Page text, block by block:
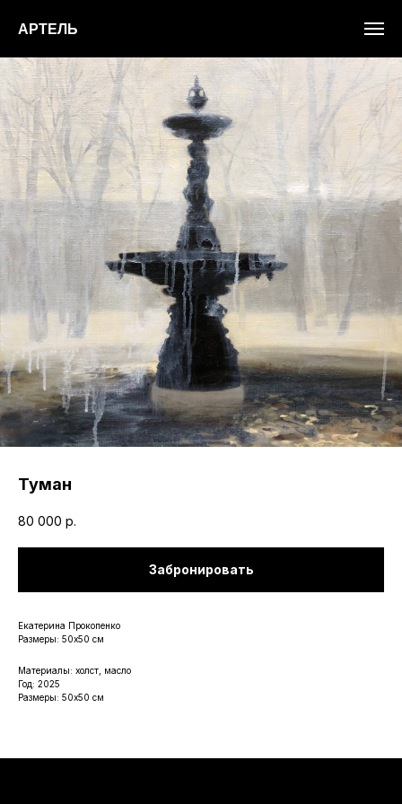
АРТЕЛЬ
Туман
80 000 р.
Забронировать
Екатерина Прокопенко
Размеры: 50х50 см
Материалы: холст, масло
Год: 2025
Размеры: 50х50 см